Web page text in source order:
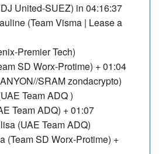
United-SUEZ) in 04:16:37
(Team Visma | Lease a
Premier Tech)
SD Worx-Protime) + 01:04
SRAM zondacrypto)
Team ADQ )
Team ADQ) + 01:07
(UAE Team ADQ)
(Team SD Worx-Protime) +